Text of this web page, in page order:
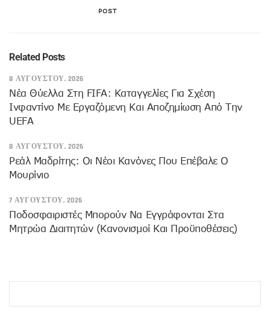
POST
Related Posts
8 ΑΥΓΟΎΣΤΟΥ, 2026
Νέα Θύελλα Στη FIFA: Καταγγελίες Για Σχέση
Ινφαντίνο Με Εργαζόμενη Και Αποζημίωση Από Την
UEFA
8 ΑΥΓΟΎΣΤΟΥ, 2026
Ρεάλ Μαδρίτης: Οι Νέοι Κανόνες Που Επέβαλε Ο
Μουρίνιο
7 ΑΥΓΟΎΣΤΟΥ, 2026
Ποδοσφαιριστές Μπορούν Να Εγγράφονται Στα
Μητρώα Διαιτητών (κανονισμοί Και Προϋποθέσεις)